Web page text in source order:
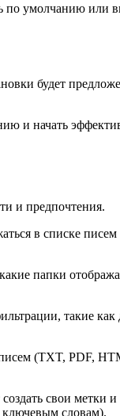
по умолчанию или
будет
и начать
и предпочтения.
в списке
папки
такие как
(TXT, PDF,
свои метки и
ключевым словам).